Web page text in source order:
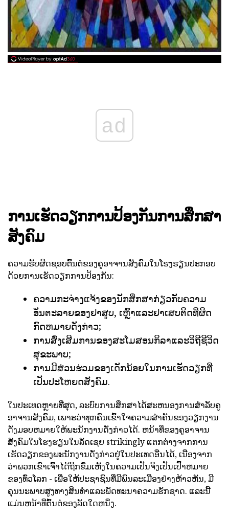
ad
ການເຮັດວຽກການປ້ອງກັນການສຶກສາ
ສັງຄົມ
ຄວາມຮັບຜິດຊອບຕົ້ນຕໍຂອງຄູອາຈານສັງຄົມໃນໂຮງຮຽນປະກອບ
ດ້ວຍການເຮັດວຽກການປ້ອງກັນ:
ຄວາມກະຈ່າງແຈ້ງຂອງນັກສຶກສາກ່ຽວກັບຄວາມ
ອັນຕະລາຍຂອງຢາສູບ, ເຫຼົ້າແລະຢາເສບຕິດທີ່ຜິດ
ກົດຫມາຍດັ່ງກ່າວ;
ການສົ່ງເສີມການຂອງສະໂມສອນກິລາແລະວິຖີຊີວິດ
ສຸຂະພາບ;
ການມີສ່ວນຮ່ວມຂອງເດັກນ້ອຍໃນການເຮັດວຽກທີ່
ເປັນປະໂຫຍດສັງຄົມ.
ໃນປະເທດຫຼາຍທີ່ສຸດ, ລະບົບການສຶກສາໄດ້ສະຫນອງການສໍາລັບຄູ
ອາຈານສັງຄົມ, ເພາະວ່າທຸກຄົນເຂົ້າໃຈຄວາມສໍາຄັນຂອງວຽກງານ
ດັ່ງມອບຫມາຍໃຫ້ພະນັກງານດັ່ງກ່າວໄດ້. ຫນ້າທີ່ຂອງຄູອາຈານ
ສັງຄົມໃນໂຮງຮຽນໃນລັດເຊຍ strikingly ແຕກຕ່າງຈາກການ
ເຮັດວຽກຂອງພະນັກງານດັ່ງກ່າວຢູ່ໃນປະເທດອື່ນໄດ້, ເນື່ອງຈາກ
ວ່າພວກເຂົາເຈົ້າໄດ້ຖືກຂົ່ມເຫັງໃນຄວາມເປັນຈິງເປັນເປົ້າຫມາຍ
ຂອງທົ່ວໂລກ - ເພື່ອໃຫ້ປະຊາຊົນທີ່ມີພົນລະເມືອງຢ່າງຫ້າວຫັນ, ມີ
ຄຸນນະພາບສູງທາງສິນທໍາແລະພັດທະນາຄວາມຮັກຊາດ. ແລະນີ້
ແມ່ນຫນ້າທີ່ຕົ້ນຕໍຂອງລັດໃດຫນຶ່ງ.